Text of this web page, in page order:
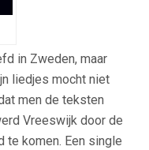
in Zweden, maar
liedjes mocht niet
men de teksten
Vreeswijk door de
te komen. Een single